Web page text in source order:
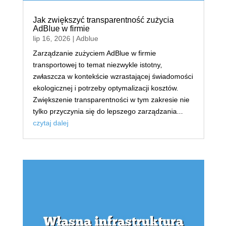
Jak zwiększyć transparentność zużycia
AdBlue w firmie
lip 16, 2026 | Adblue
Zarządzanie zużyciem AdBlue w firmie
transportowej to temat niezwykle istotny,
zwłaszcza w kontekście wzrastającej świadomości
ekologicznej i potrzeby optymalizacji kosztów.
Zwiększenie transparentności w tym zakresie nie
tylko przyczynia się do lepszego zarządzania...
czytaj dalej